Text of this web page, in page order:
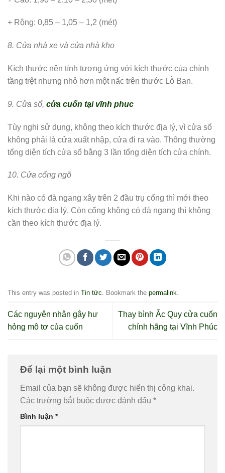
+ Rộng: 0,85 – 1,05 – 1,2 (mét)
8. Cửa nhà xe và cửa nhà kho
Kích thước nên tính tương ứng với kích thước của chính
tầng trệt nhưng nhỏ hơn một nấc trên thước Lỗ Ban.
9. Cửa sổ, cửa cuốn tại vĩnh phuc
Tùy nghi sử dụng, không theo kích thước địa lý, vì cửa sổ
không phải là cửa xuất nhập, cửa đi ra vào. Thông thường
tổng diện tích cửa sổ bằng 3 lần tổng diện tích cửa chính.
10. Cửa cổng ngõ
Khi nào có đà ngang xây trên 2 đầu trụ cổng thì mới theo
kích thước địa lý. Còn cổng không có đà ngang thì không
cần theo kích thước địa lý.
This entry was posted in Tin tức . Bookmark the permalink
Các nguyên nhân gây hư
hỏng mô tơ của cuốn
Thay bình Ắc Quy cửa cuốn
chính hãng tại Vĩnh Phúc
Để lại một bình luận
Email của bạn sẽ không được hiển thị công khai.
Các trường bắt buộc được đánh dấu *
Bình luận *